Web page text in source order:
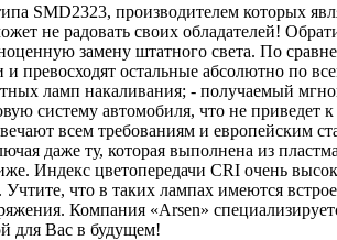
SMD2323, производителем которых
не радовать своих обладателей!
замену штатного света. По
остальные абсолютно по
ламп накаливания; - получаемый
систему автомобиля, что не
всем требованиям и европейским
даже ту, которая выполнена из
Индекс цветопередачи CRI очень
что в таких лампах имеются
Компания «Arsen»
для Вас в будущем!